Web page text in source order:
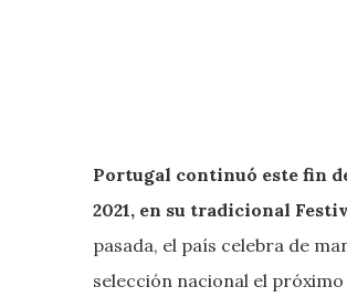
Portugal continuó este fin
2021, en su tradicional
pasada, el país celebra de
selección nacional el